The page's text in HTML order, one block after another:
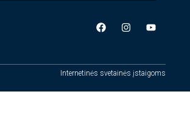
Internetinės svetainės įstaigoms